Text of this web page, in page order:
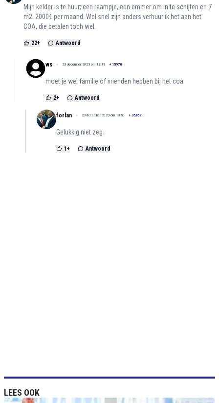
Mijn kelder is te huur; een raampje, een emmer om in te schijten en 7
m2. 2000€ per maand. Wel snel zijn anders verhuur ik het aan het
COA, die betalen toch wel.
22+ Antwoord
ws 23 december 2023 om 13:13 + 15978
moet je wel familie of vrienden hebben bij het coa
2+ Antwoord
forlan 23 december 2023 om 13:50 + 35852
Gelukkig niet zeg.
1 + Antwoord
LEES OOK